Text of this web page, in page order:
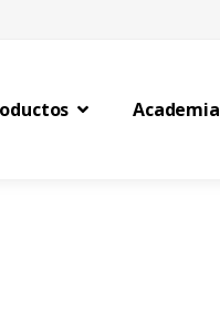
Academia